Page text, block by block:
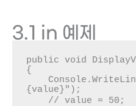
3.1 in 예제
public void
{
{value}");